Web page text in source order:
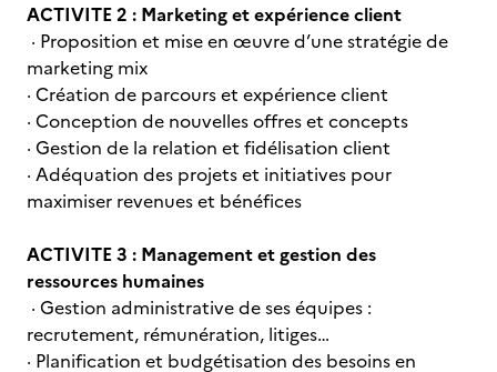
ACTIVITE 2 : Marketing et expérience client
· Proposition et mise en œuvre d’une stratégie de
marketing mix
· Création de parcours et expérience client
· Conception de nouvelles offres et concepts
· Gestion de la relation et fidélisation client
· Adéquation des projets et initiatives pour
maximiser revenues et bénéfices
ACTIVITE 3 : Management et gestion des
ressources humaines
· Gestion administrative de ses équipes :
recrutement, rémunération, litiges…
· Planification et budgétisation des besoins en